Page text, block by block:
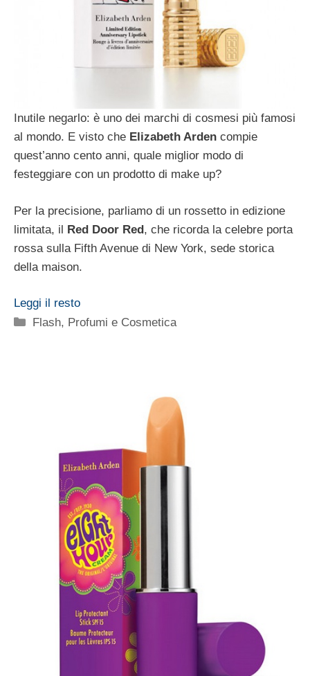
Inutile negarlo: è uno dei marchi di cosmesi più famosi
al mondo. E visto che Elizabeth Arden compie
quest’anno cento anni, quale miglior modo di
festeggiare con un prodotto di make up?
Per la precisione, parliamo di un rossetto in edizione
limitata, il Red Door Red, che ricorda la celebre porta
rossa sulla Fifth Avenue di New York, sede storica
della maison.
Leggi il resto
Categorie
Flash, Profumi e Cosmetica